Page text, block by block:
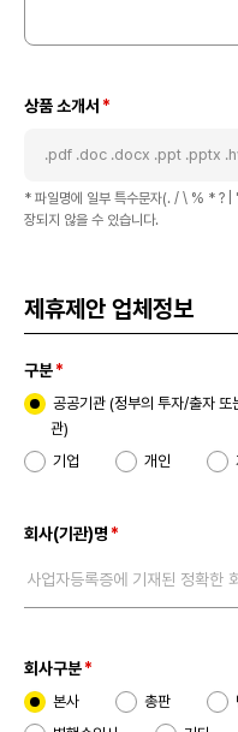
상품 소개서
.pdf .doc .docx .ppt .pptx
* 파일명에 일부 특수문자(. / \ % * ? |
장되지 않을 수 있습니다.
제휴제안 업체정보
구분
공공기관 (정부의 투자/출자 또
관)
기업
개인
회사(기관)명
사업자등록증에 기재된 정확한
회사구분
본사 총판